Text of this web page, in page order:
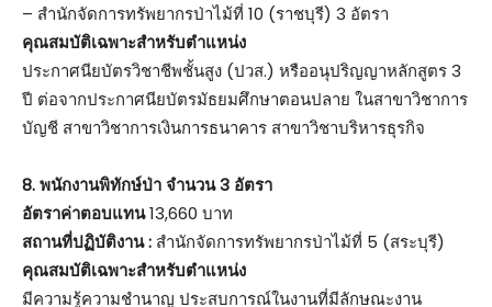
– สำนักจัดการทรัพยากรป่าไม้ที่ 10 (ราชบุรี) 3 อัตรา
คุณสมบัติเฉพาะสำหรับตำแหน่ง
ประกาศนียบัตรวิชาชีพชั้นสูง (ปวส.) หรืออนุปริญญาหลักสูตร 3
ปี ต่อจากประกาศนียบัตรมัธยมศึกษาตอนปลาย ในสาขาวิชาการ
บัญชี สาขาวิชาการเงินการธนาคาร สาขาวิชาบริหารธุรกิจ
8. พนักงานพิทักษ์ป่า จำนวน 3 อัตรา
อัตราค่าตอบแทน13,660 บาท
สถานที่ปฏิบัติงาน : สำนักจัดการทรัพยากรป่าไม้ที่ 5 (สระบุรี)
คุณสมบัติเฉพาะสำหรับตำแหน่ง
มีความรู้ความชำนาญ ประสบการณ์ในงานที่มีลักษณะงาน